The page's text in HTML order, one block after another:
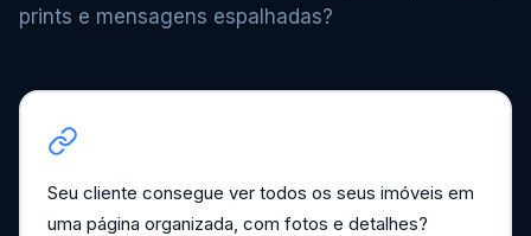
prints e mensagens espalhadas?
Seu cliente consegue ver todos os seus imóveis em
uma página organizada, com fotos e detalhes?